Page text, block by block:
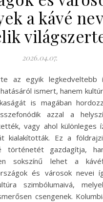
a kávé
2026.04.07.
ismert, hanem
is magában
azzal a
vagy ahol különleges
kialakították. Ez a
történetét gazdagítja,
sokszínű lehet a
és városok nevei
szimbólumaivá,
csengenek.